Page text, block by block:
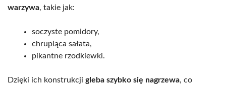
warzywa, takie jak:
soczyste pomidory,
chrupiąca sałata,
pikantne rzodkiewki.
Dzięki ich konstrukcji gleba szybko się nagrzewa, co